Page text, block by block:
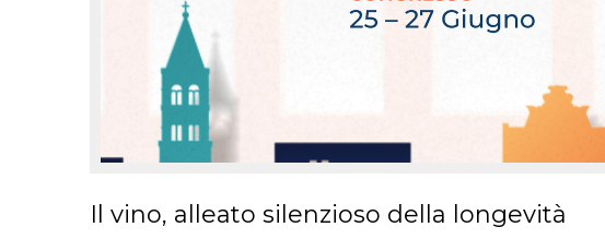
Il vino, alleato silenzioso della longevità